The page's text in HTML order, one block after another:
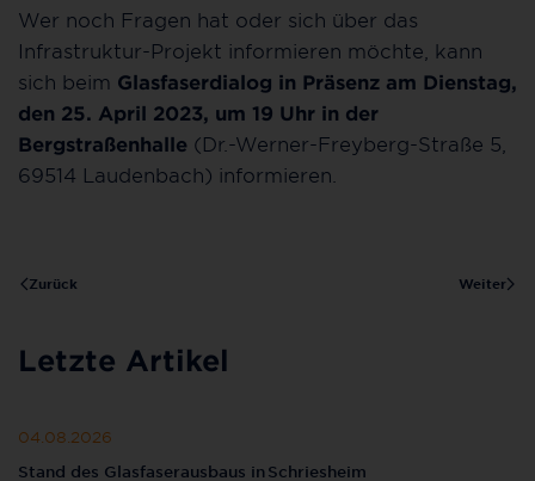
Wer noch Fragen hat oder sich über das
Infrastruktur-Projekt informieren möchte, kann
sich beim Glasfaserdialog in Präsenz am Dienstag,
den 25. April 2023, um 19 Uhr in der
Bergstraßenhalle (Dr.-Werner-Freyberg-Straße 5,
69514 Laudenbach) informieren.
Zurück Weiter
Letzte Artikel
04.08.2026
Stand des Glasfaserausbaus in Schriesheim